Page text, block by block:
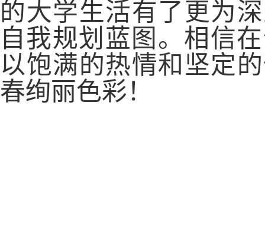
的大学生活有了更为
自我规划蓝图。相信
以饱满的热情和坚定
春绚丽色彩！